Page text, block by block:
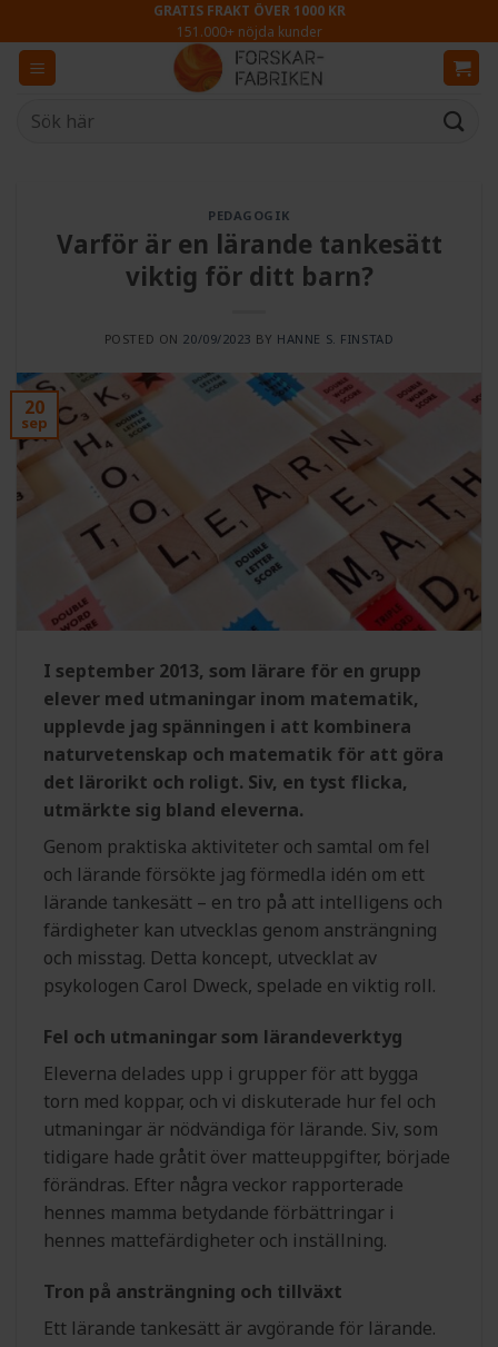
to
content
GRATIS FRAKT ÖVER 1000 KR
151.000+ nöjda kunder
Sök
PEDAGOGIK
Varför är en lärande tankesätt
viktig för ditt barn?
POSTED ON 20/09/2023 BY HANNE S. FINSTAD
20
sep
I september 2013, som lärare för en grupp
elever med utmaningar inom matematik,
upplevde jag spänningen i att kombinera
naturvetenskap och matematik för att göra
det lärorikt och roligt. Siv, en tyst flicka,
utmärkte sig bland eleverna.
Genom praktiska aktiviteter och samtal om fel
och lärande försökte jag förmedla idén om ett
lärande tankesätt – en tro på att intelligens och
färdigheter kan utvecklas genom ansträngning
och misstag. Detta koncept, utvecklat av
psykologen Carol Dweck, spelade en viktig roll.
Fel och utmaningar som lärandeverktyg
Eleverna delades upp i grupper för att bygga
torn med koppar, och vi diskuterade hur fel och
utmaningar är nödvändiga för lärande. Siv, som
tidigare hade gråtit över matteuppgifter, började
förändras. Efter några veckor rapporterade
hennes mamma betydande förbättringar i
hennes mattefärdigheter och inställning.
Tron på ansträngning och tillväxt
Ett lärande tankesätt är avgörande för lärande.